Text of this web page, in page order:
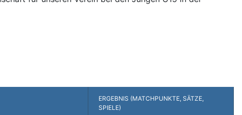
ERGEBNIS (MATCHPUNKTE, SÄTZE,
SPIELE)